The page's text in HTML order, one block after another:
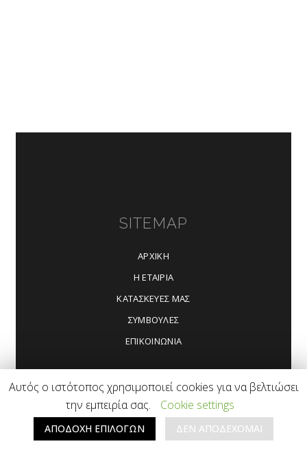
SITEMAP
ΑΡΧΙΚΗ
Η ΕΤΑΙΡΙΑ
ΚΑΤΑΣΚΕΥΕΣ ΜΑΣ
ΣΥΜΒΟΥΛΕΣ
ΕΠΙΚΟΙΝΩΝΙΑ
Αυτός ο ιστότοπος χρησιμοποιεί cookies για να βελτιώσει
την εμπειρία σας.
Cookie settings
ΑΠΟΔΟΧΗ ΕΠΙΛΟΓΩΝ ΔΕΝ ΑΠΟΔΕΧΟΜΑΙ